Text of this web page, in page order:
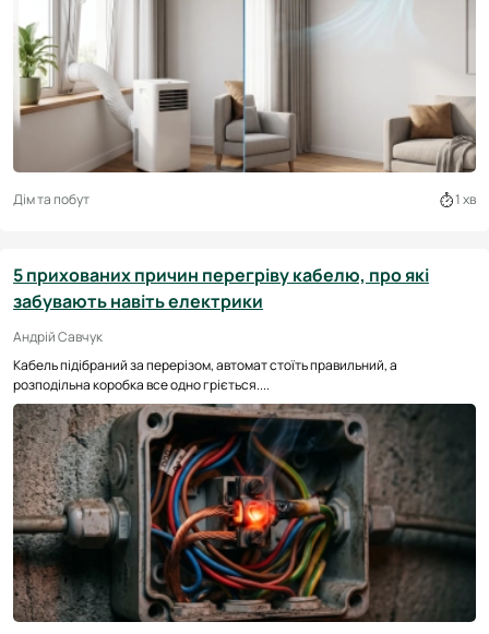
Дім та побут 1 хв
5 прихованих причин перегріву кабелю, про які
забувають навіть електрики
Андрій Савчук
Кабель підібраний за перерізом, автомат стоїть правильний, а
розподільна коробка все одно гріється....